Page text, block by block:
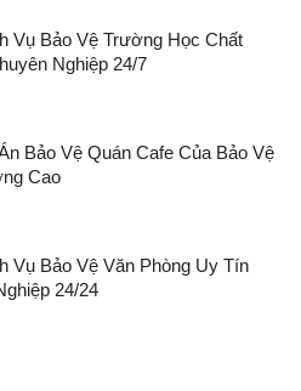
Vụ Bảo Vệ Trường Học Chất
Nghiệp 24/7
Bảo Vệ Quán Cafe Của Bảo Vệ
Cao
Vụ Bảo Vệ Văn Phòng Uy Tín
24/24